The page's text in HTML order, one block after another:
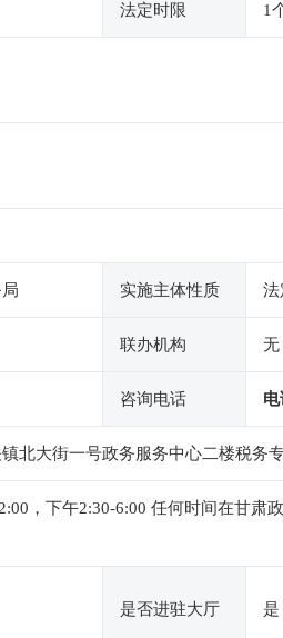
法定时限 1
实施主体性质 法
联办机构 无
咨询电话 电
北大街一号政务服务中心二楼税务
，下午2:30-6:00 任何时间在甘
是否进驻大厅 是